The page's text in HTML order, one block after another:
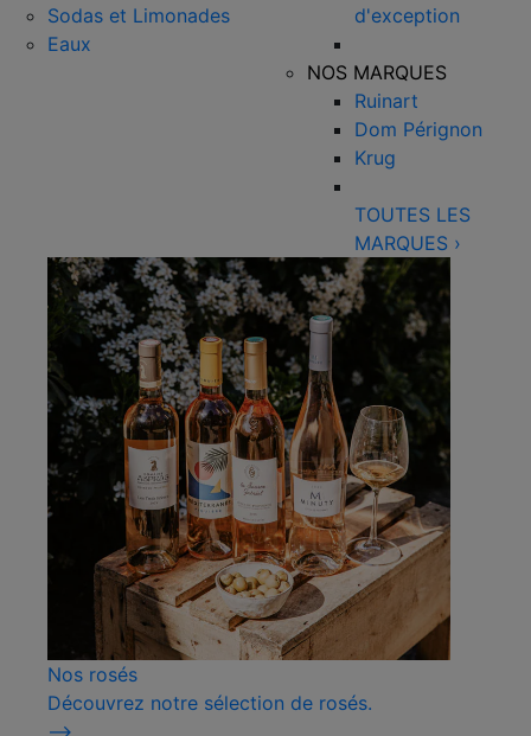
Sodas et Limonades
Eaux
d'exception
NOS MARQUES
Ruinart
Dom Pérignon
Krug
TOUTES LES
MARQUES ›
Nos rosés
Découvrez notre sélection de rosés.
⟶